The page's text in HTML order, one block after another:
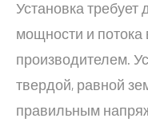
Установка требует
мощности и потока
производителем.
твердой, равной
правильным